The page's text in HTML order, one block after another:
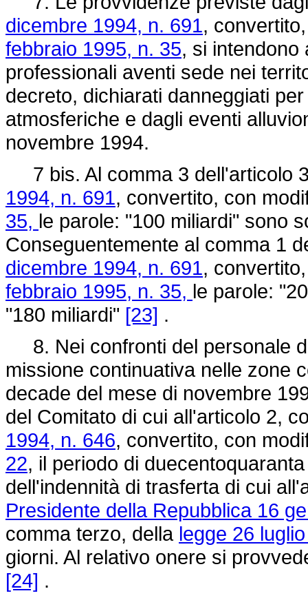
dicembre 1994, n. 691,
febbraio 1995, n. 35, si intendono
professionali aventi sede nei
decreto, dichiarati danneggiati
atmosferiche e dagli eventi
novembre 1994.
7 bis. Al comma 3 dell'articolo
1994, n. 691, convertito, con
35, le parole: "100 miliardi" sono
Conseguentemente al comma 1
dicembre 1994, n. 691,
febbraio 1995, n. 35, le parole:
"180 miliardi" [23] .
8. Nei confronti del personale
missione continuativa nelle zone
decade del mese di novembre
del Comitato di cui all'articolo 2,
1994, n. 646, convertito, con
22, il periodo di
dell'indennità di trasferta di cui
Presidente della Repubblica 16
comma terzo, della legge 26
giorni. Al relativo onere si
[24] .